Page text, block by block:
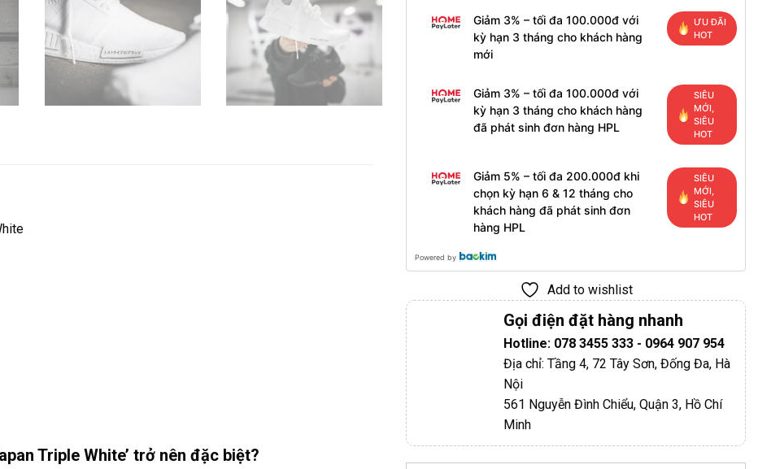
Triple White’ trở nên đặc biệt?
Giảm 3% – tối đa 100.000đ với
kỳ hạn 3 tháng cho khách hàng
mới
ƯU ĐÃI
HOT
Giảm 3% – tối đa 100.000đ với
kỳ hạn 3 tháng cho khách hàng
đã phát sinh đơn hàng HPL
SIÊU
MỚI,
SIÊU
HOT
Giảm 5% – tối đa 200.000đ khi
chọn kỳ hạn 6 & 12 tháng cho
khách hàng đã phát sinh đơn
hàng HPL
SIÊU
MỚI,
SIÊU
HOT
Powered by
Add to wishlist
Gọi điện đặt hàng nhanh
Hotline: 078 3455 333 - 0964 907 954
Địa chỉ: Tầng 4, 72 Tây Sơn, Đống Đa, Hà
Nội
561 Nguyễn Đình Chiểu, Quận 3, Hồ Chí
Minh